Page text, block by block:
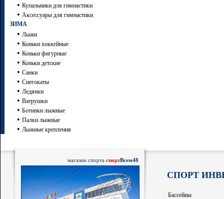
• Купальники для гимнастики
• Аксессуары для гимнастики
ЗИМА
• Лыжи
• Коньки хоккейные
• Коньки фигурные
• Коньки детские
• Санки
• Снегокаты
• Ледянки
• Ватрушки
• Ботинки лыжные
• Палки лыжные
• Лыжные крепления
магазин спорта спортВсем48
СПОРТ
Бассейны